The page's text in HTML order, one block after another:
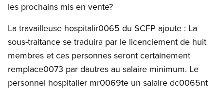
les prochains mis en vente?
La travailleuse hospitalir0065 du SCFP ajoute : La
sous-traitance se traduira par le licenciement de huit
membres et ces personnes seront certainement
remplace0073 par dautres au salaire minimum. Le
personnel hospitalier mr0069te un salaire dc0065nt